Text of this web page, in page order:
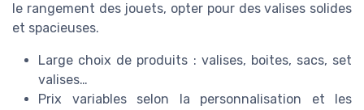
le rangement des jouets, opter pour des valises solides
et spacieuses.
Large choix de produits : valises, boites, sacs, set
valises…
Prix variables selon la personnalisation et les